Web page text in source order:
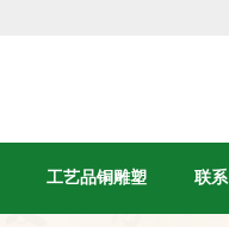
工艺品铜雕塑 联系